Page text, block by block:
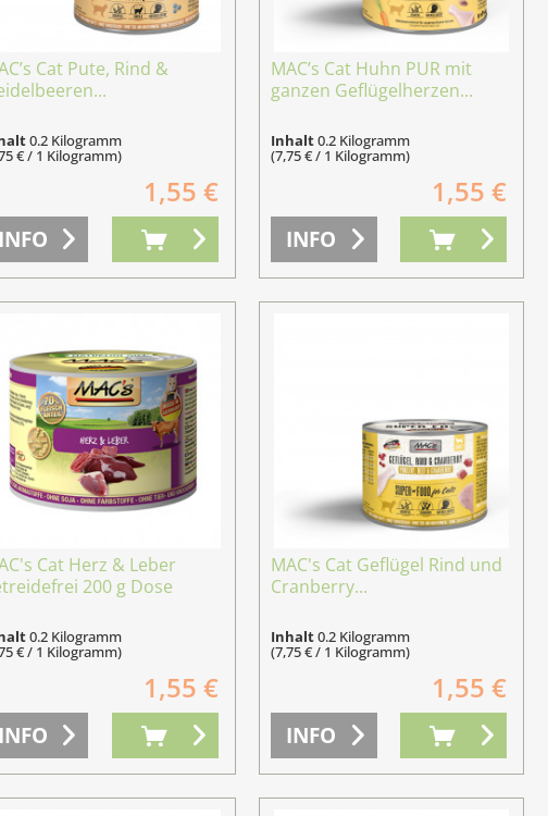
Cat Pute, Rind &
0.2 Kilogramm
€ / 1 Kilogramm)
1,55 €
INFO
MAC’s Cat Huhn PUR mit
ganzen Geflügelherzen...
Inhalt0.2 Kilogramm
(7,75 € / 1 Kilogramm)
1,55 €
INFO
Cat Herz & Leber
200 g Dose
0.2 Kilogramm
€ / 1 Kilogramm)
1,55 €
INFO
MAC's Cat Geflügel Rind und
Cranberry...
Inhalt0.2 Kilogramm
(7,75 € / 1 Kilogramm)
1,55 €
INFO